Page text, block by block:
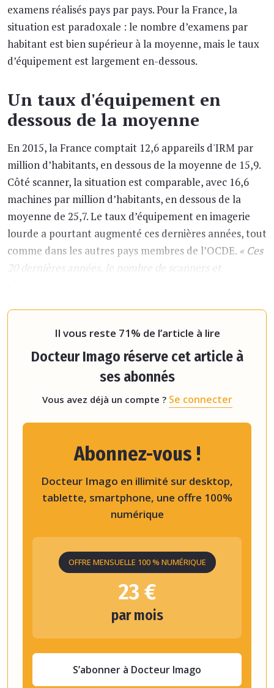
examens réalisés pays par pays. Pour la France, la
situation est paradoxale : le nombre d’examens par
habitant est bien supérieur à la moyenne, mais le taux
d’équipement est largement en-dessous.
Un taux d'équipement en
dessous de la moyenne
En 2015, la France comptait 12,6 appareils d'IRM par
million d’habitants, en dessous de la moyenne de 15,9.
Côté scanner, la situation est comparable, avec 16,6
machines par million d’habitants, en dessous de la
moyenne de 25,7. Le taux d’équipement en imagerie
lourde a pourtant augmenté ces dernières années, tout
comme dans les autres pays membres de l’OCDE. « Ces
20 dernières années, le nombre de scanners et
Il vous reste 71% de l’article à lire
Docteur Imago réserve cet article à
ses abonnés
Vous avez déjà un compte ? Se connecter
Abonnez-vous !
Docteur Imago en illimité sur desktop,
tablette, smartphone, une offre 100%
numérique
OFFRE MENSUELLE 100 % NUMÉRIQUE
23 €
par mois
S’abonner à Docteur Imago